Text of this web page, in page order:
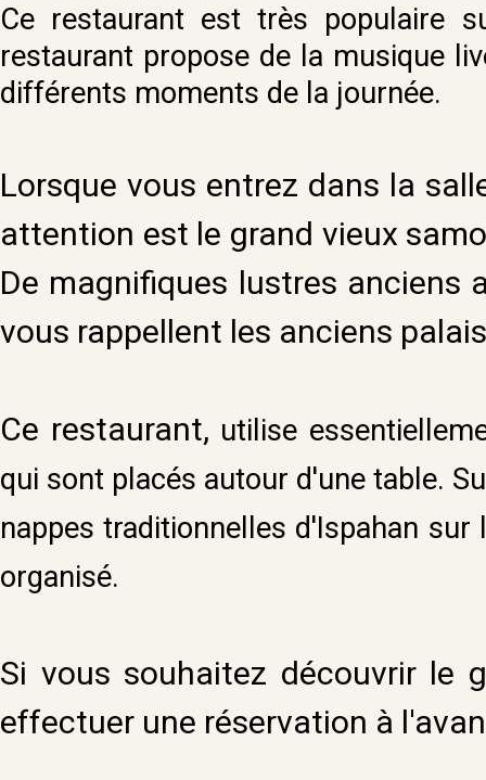
Ce restaurant est très populaire
restaurant propose de la musique
différents moments de la journée.
Lorsque vous entrez dans la
attention est le grand vieux
De magnifiques lustres anciens
vous rappellent les anciens
Ce restaurant, utilise
qui sont placés autour d'une table.
nappes traditionnelles d'Ispahan
organisé.
Si vous souhaitez découvrir le
effectuer une réservation à